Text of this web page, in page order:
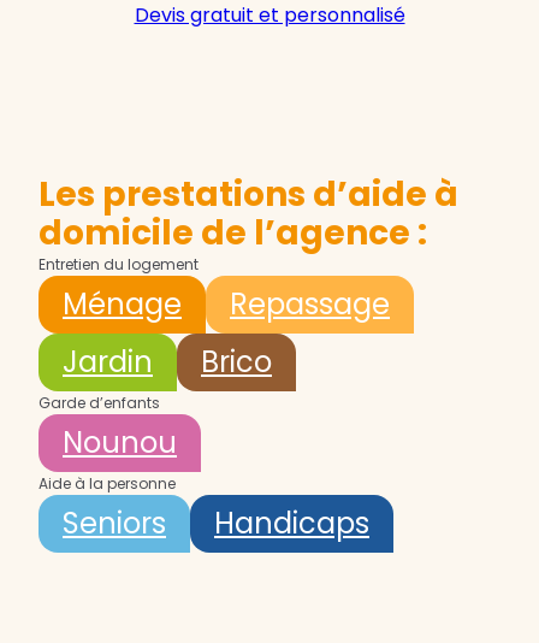
Devis gratuit et personnalisé
Les prestations d’aide à
domicile de l’agence :
Entretien du logement
Ménage
Repassage
Jardin
Brico
Garde d’enfants
Nounou
Aide à la personne
Seniors Handicaps